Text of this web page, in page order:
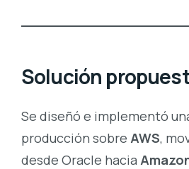
Solución
Se diseñó e implementó
producción sobre AWS,
desde Oracle hacia